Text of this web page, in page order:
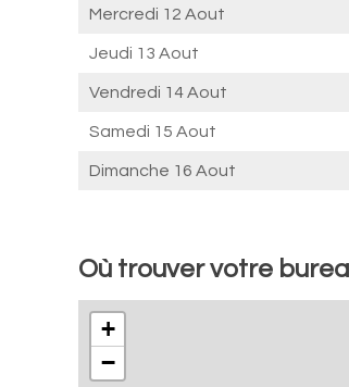
Mercredi 12 Aout
Jeudi 13 Aout
Vendredi 14 Aout
Samedi 15 Aout
Dimanche 16 Aout
Où trouver votre
+
−